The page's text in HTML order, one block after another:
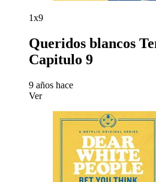
1x9
Queridos blancos
Capitulo 9
9 años hace
Ver